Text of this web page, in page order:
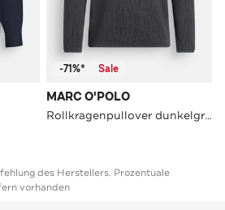
-71%* Sale
MARC O'POLO
Rollkragenpullover dunkelgrau
des Herstellers. Prozentuale
vorhanden